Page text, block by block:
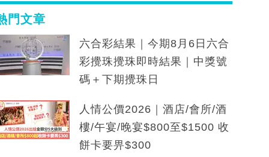
門文章
六合彩結果｜今期8月6日六合
彩攪珠攪珠即時結果｜中獎號
碼＋下期攪珠日
人情公價2026｜酒店/會所/酒
樓/午宴/晚宴$800至$1500 收
餅卡要畀$300